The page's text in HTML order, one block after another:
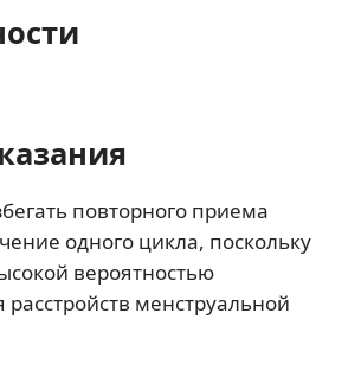
повторного приема
одного цикла, поскольку
вероятностью
менструальной